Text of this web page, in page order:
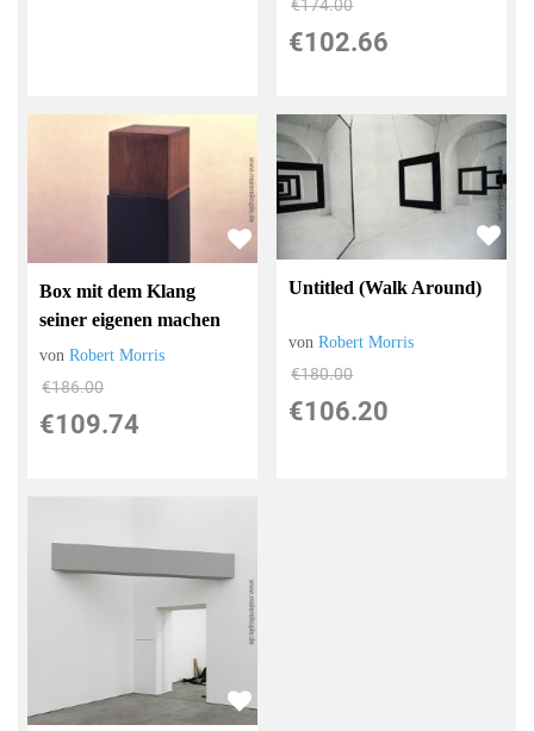
€174.00
€102.66
Box mit dem Klang
seiner eigenen machen
vonRobert Morris
€186.00
€109.74
Untitled (Walk Around)
vonRobert Morris
€180.00
€106.20